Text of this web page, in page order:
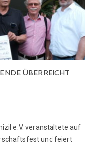
ÜBERREICHT
e.V. veranstaltete auf
und feiert